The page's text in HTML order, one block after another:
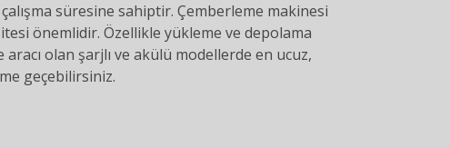
süresine sahiptir. Çemberleme makinesi
önemlidir. Özellikle yükleme ve depolama
olan şarjlı ve akülü modellerde en ucuz,
geçebilirsiniz.